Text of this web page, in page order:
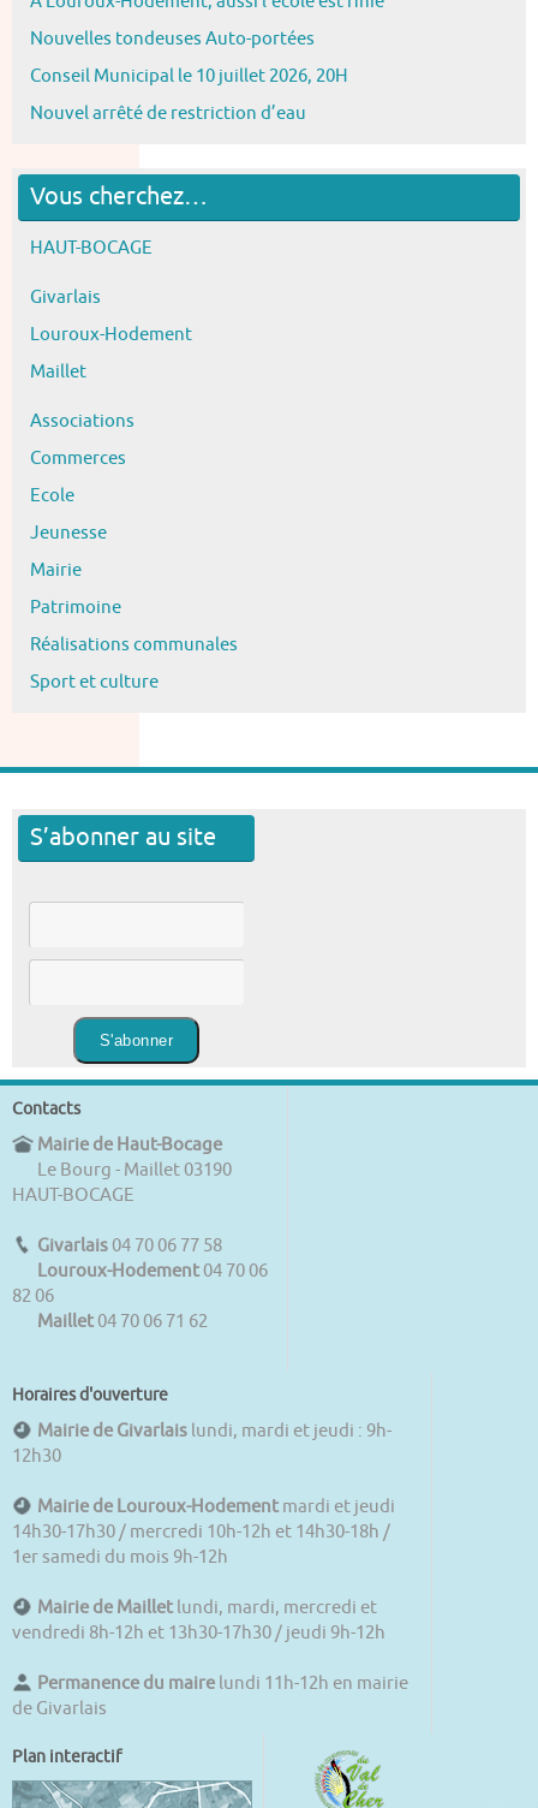
Nouvelles tondeuses Auto-portées
Conseil Municipal le 10 juillet 2026, 20H
Nouvel arrêté de restriction d’eau
Vous cherchez…
HAUT-BOCAGE
Givarlais
Louroux-Hodement
Maillet
Associations
Commerces
Ecole
Jeunesse
Mairie
Patrimoine
Réalisations communales
Sport et culture
S’abonner au site
Contacts
Mairie de Haut-Bocage
Le Bourg - Maillet 03190
HAUT-BOCAGE
Givarlais 04 70 06 77 58
Louroux-Hodement 04 70 06
82 06
Maillet 04 70 06 71 62
Horaires d'ouverture
Mairie de Givarlais lundi, mardi et jeudi : 9h-
12h30
Mairie de Louroux-Hodement mardi et jeudi
14h30-17h30 / mercredi 10h-12h et 14h30-18h /
1er samedi du mois 9h-12h
Mairie de Maillet lundi, mardi, mercredi et
vendredi 8h-12h et 13h30-17h30 / jeudi 9h-12h
Permanence du maire lundi 11h-12h en mairie
de Givarlais
Plan interactif